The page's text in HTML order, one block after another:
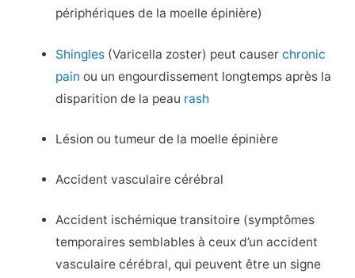
périphériques de la moelle épinière)
Shingles (Varicella zoster) peut causerchronic
pain ou un engourdissement longtemps après la
disparition de la peau rash
Lésion ou tumeur de la moelle épinière
Accident vasculaire cérébral
Accident ischémique transitoire (symptômes
temporaires semblables à ceux d’un accident
vasculaire cérébral, qui peuvent être un signe